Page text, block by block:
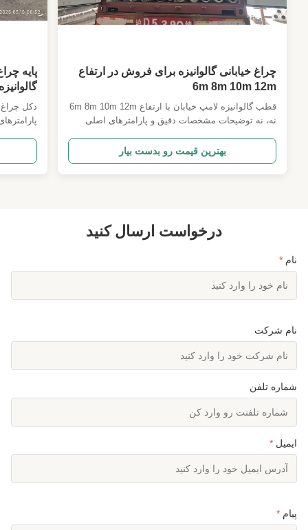
Character: اشغال منطقه کوچک، ظاهر زیبا
Application: مخابرات، روشنایی، انتقال نیرو
Installationmethod: پیچ و مهره یا جوش داده شده
Windresistance: تا 200 کیلومتر در ساعت
Productname: برج تک قطبی فولادی
استوانه ای
Corrosionresistance:
Surfacetreatment: گالوانیزه گرم
High Light:
500 متري از فولاد,برج سلول تک قطبی گالوانیزه
شده,10 متری از فولاد
,
monopole cell tower galvanized
چراغ خیابانی گالوانیزه برای فروش در ارتفاع
6m 8m 10m 12m
قطب گالوانیزه لامپ خیابان با ارتفاع 6m 8m 10m 12m
نه، نه توضیحات مشخصات دقیق و پارامترهای اصلی
اروپایی و دیگران 2 بارگذاری طراحی 1منطقه بار آنتن
به عنوان مشخص شده توسط مشتریان در سراسر
جهان. 2سرعت باد طبق درخواست مشتریان 3. زاویه
بهترین قیمت رو بدست بیار
پایه
15 ساله
دکل
درخواست ارسال کنید
نام *
نام شرکت
شماره تلفن
ایمیل *
پیام *